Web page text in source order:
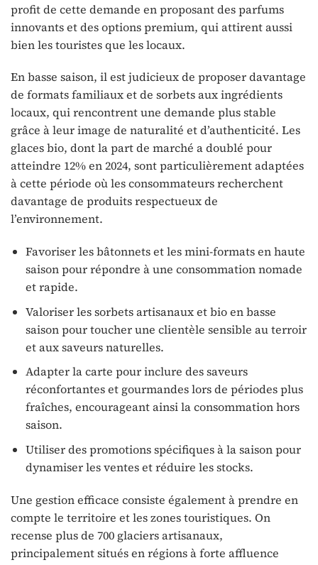
profit de cette demande en proposant des parfums
innovants et des options premium, qui attirent aussi
bien les touristes que les locaux.
En basse saison, il est judicieux de proposer davantage
de formats familiaux et de sorbets aux ingrédients
locaux, qui rencontrent une demande plus stable
grâce à leur image de naturalité et d’authenticité. Les
glaces bio, dont la part de marché a doublé pour
atteindre 12% en 2024, sont particulièrement adaptées
à cette période où les consommateurs recherchent
davantage de produits respectueux de
l’environnement.
Favoriser les bâtonnets et les mini-formats en haute
saison pour répondre à une consommation nomade
et rapide.
Valoriser les sorbets artisanaux et bio en basse
saison pour toucher une clientèle sensible au terroir
et aux saveurs naturelles.
Adapter la carte pour inclure des saveurs
réconfortantes et gourmandes lors de périodes plus
fraîches, encourageant ainsi la consommation hors
saison.
Utiliser des promotions spécifiques à la saison pour
dynamiser les ventes et réduire les stocks.
Une gestion efficace consiste également à prendre en
compte le territoire et les zones touristiques. On
recense plus de 700 glaciers artisanaux,
principalement situés en régions à forte affluence